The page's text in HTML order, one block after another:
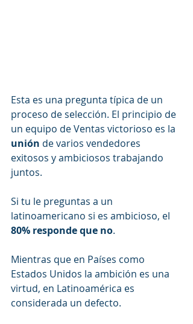
Esta es una pregunta típica de un
proceso de selección. El principio de
un equipo de Ventas victorioso es la
unión de varios vendedores
exitosos y ambiciosos trabajando
juntos.
Si tu le preguntas a un
latinoamericano si es ambicioso, el
80% responde que no.
Mientras que en Países como
Estados Unidos la ambición es una
virtud, en Latinoamérica es
considerada un defecto.